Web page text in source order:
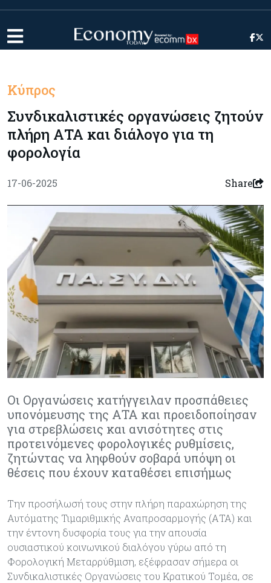
Κύπρος
Συνδικαλιστικές οργανώσεις ζητούν
πλήρη ΑΤΑ και διάλογο για τη
φορολογία
17-06-2025 Share
Οι Οργανώσεις κατήγγειλαν προσπάθειες
υπονόμευσης της ΑΤΑ και προειδοποίησαν
για στρεβλώσεις και ανισότητες στις
προτεινόμενες φορολογικές ρυθμίσεις,
ζητώντας να ληφθούν σοβαρά υπόψη οι
θέσεις που έχουν καταθέσει επισήμως
Την προσήλωσή τους στην πλήρη παραχώρηση της
Αυτόματης Τιμαριθμικής Αναπροσαρμογής (ΑΤΑ) και
την έντονη δυσφορία τους για την απουσία
ουσιαστικού κοινωνικού διαλόγου γύρω από τη
Φορολογική Μεταρρύθμιση, εξέφρασαν σήμερα οι
Συνδικαλιστικές Οργανώσεις του Κρατικού Τομέα, σε